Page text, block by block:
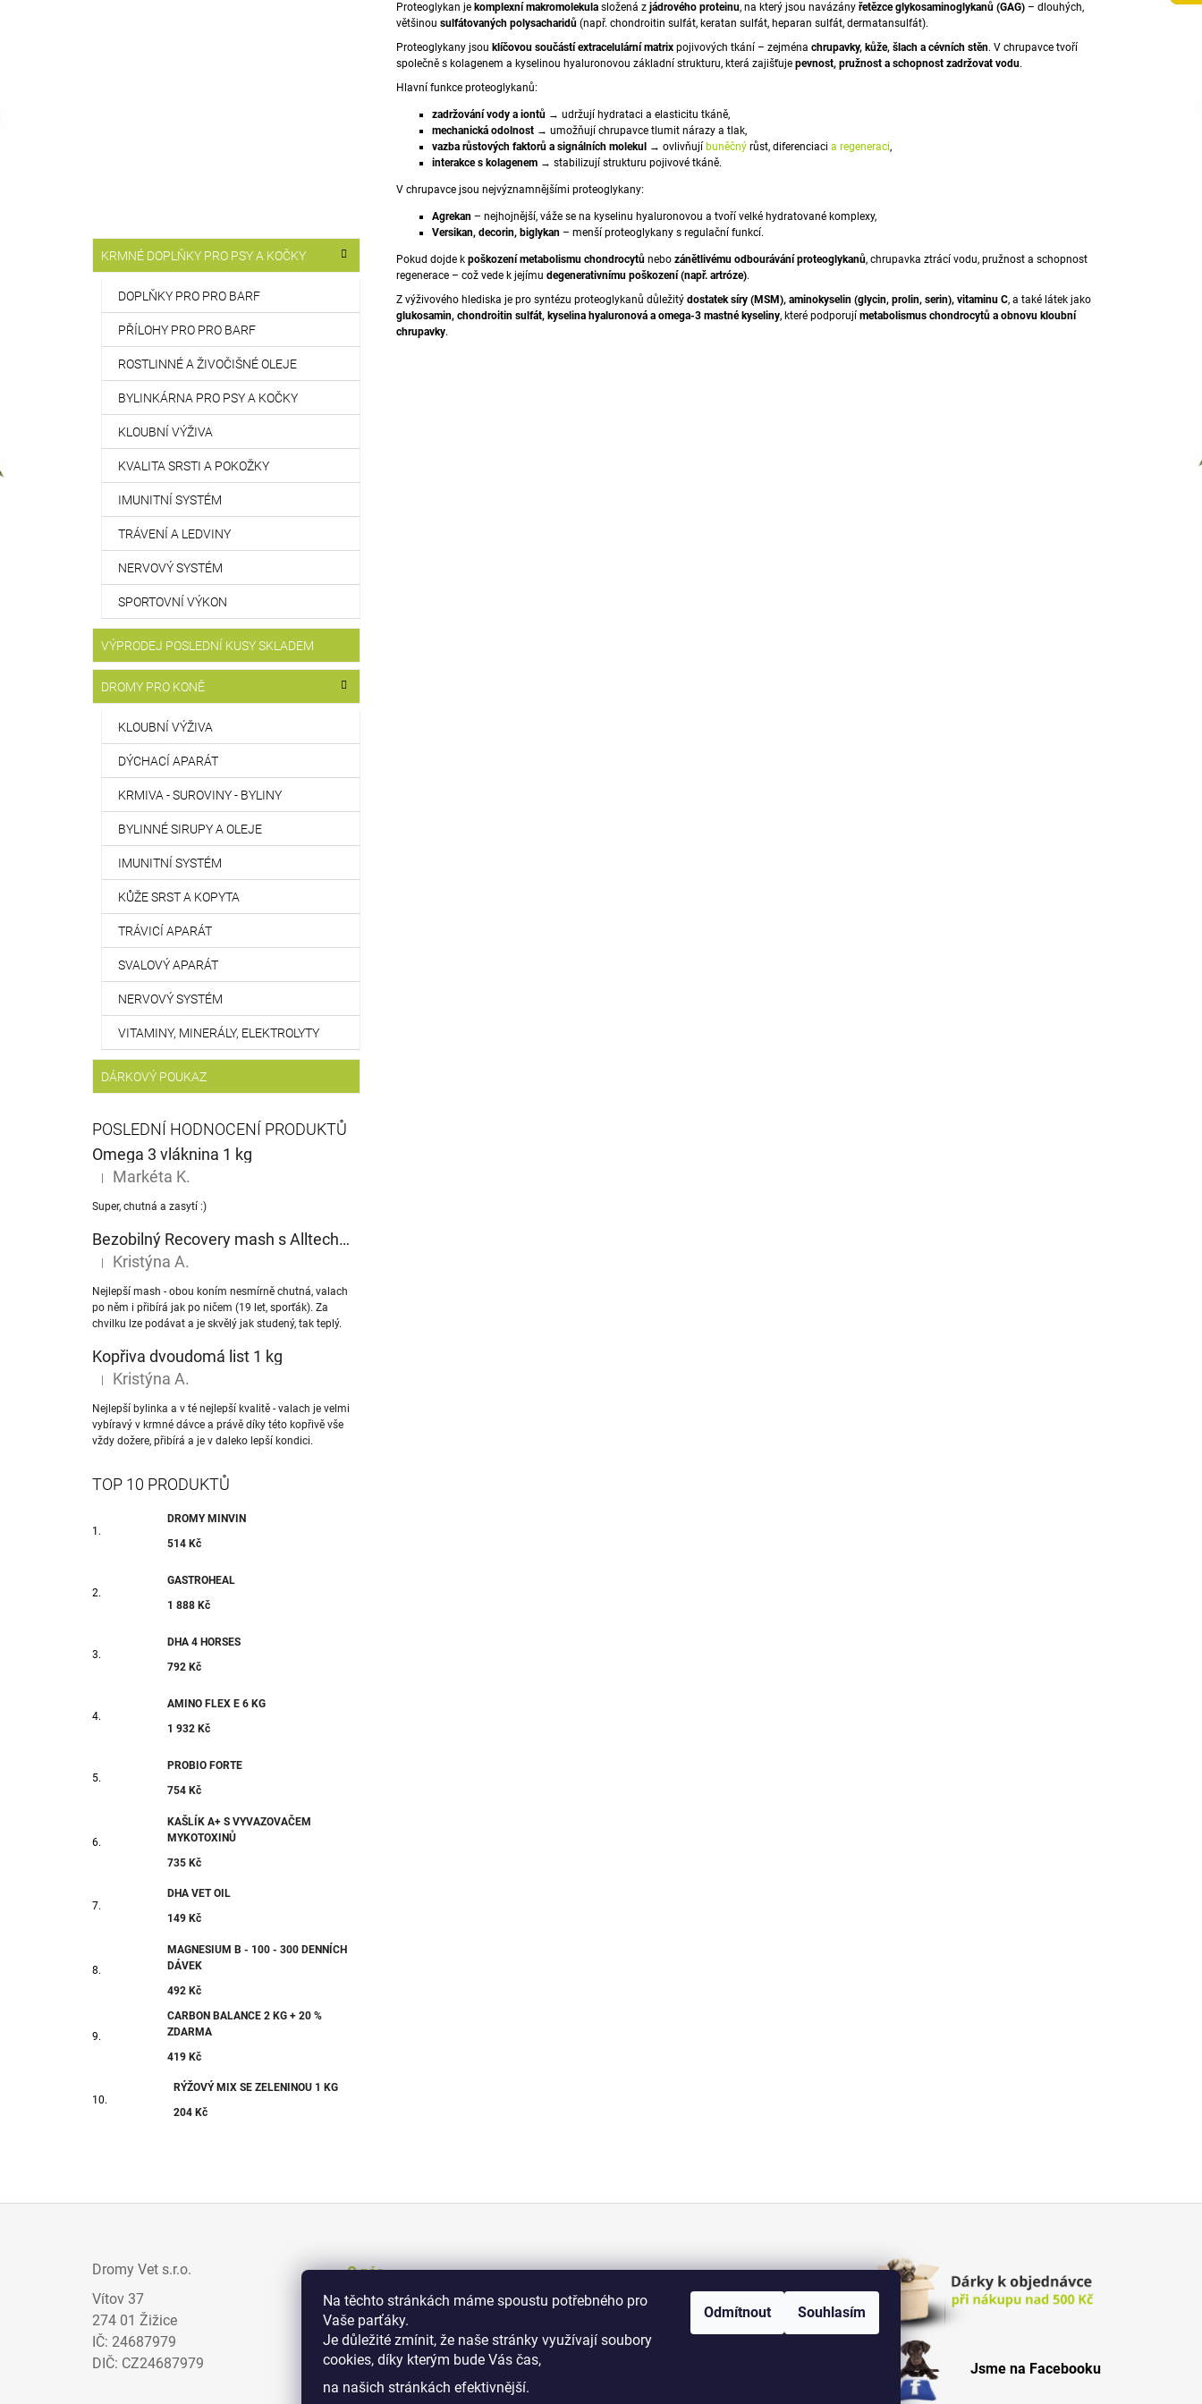
Na těchto stránkách máme spoustu potřebného pro
Vaše parťáky.
Je důležité zmínit, že naše stránky využívají soubory
cookies, díky kterým bude Vás čas,
na našich stránkách efektivnější.
Odmítnout Souhlasím
kategorie
KRMNÉ DOPLŇKY PRO PSY A KOČKY
DOPLŇKY PRO PRO BARF
PŘÍLOHY PRO PRO BARF
ROSTLINNÉ A ŽIVOČIŠNÉ OLEJE
BYLINKÁRNA PRO PSY A KOČKY
KLOUBNÍ VÝŽIVA
KVALITA SRSTI A POKOŽKY
IMUNITNÍ SYSTÉM
TRÁVENÍ A LEDVINY
NERVOVÝ SYSTÉM
SPORTOVNÍ VÝKON
VÝPRODEJ POSLEDNÍ KUSY SKLADEM
DROMY PRO KONĚ
KLOUBNÍ VÝŽIVA
DÝCHACÍ APARÁT
KRMIVA - SUROVINY - BYLINY
BYLINNÉ SIRUPY A OLEJE
IMUNITNÍ SYSTÉM
KŮŽE SRST A KOPYTA
TRÁVICÍ APARÁT
SVALOVÝ APARÁT
NERVOVÝ SYSTÉM
VITAMINY, MINERÁLY, ELEKTROLYTY
DÁRKOVÝ POUKAZ
POSLEDNÍ HODNOCENÍ PRODUKTŮ
Omega 3 vláknina 1 kg
Hodnocení produktu je 5 z 5 hvězdiček.
Markéta K.
Super, chutná a zasytí :)
Bezobilný Recovery mash s Alltech® NuPro nukleotidy
Hodnocení produktu je 5 z 5 hvězdiček.
Kristýna A.
Nejlepší mash - obou koním nesmírně chutná, valach
po něm i přibírá jak po ničem (19 let, sporťák). Za
chvilku lze podávat a je skvělý jak studený, tak teplý.
Kopřiva dvoudomá list 1 kg
Hodnocení produktu je 5 z 5 hvězdiček.
Kristýna A.
Nejlepší bylinka a v té nejlepší kvalitě - valach je velmi
vybíravý v krmné dávce a právě díky této kopřivě vše
vždy dožere, přibírá a je v daleko lepší kondici.
TOP 10 PRODUKTŮ
DROMY MINVIN
514 Kč
GASTROHEAL
1 888 Kč
DHA 4 HORSES
792 Kč
AMINO FLEX E 6 KG
1 932 Kč
PROBIO FORTE
754 Kč
KAŠLÍK A+ S VYVAZOVAČEM
MYKOTOXINŮ
735 Kč
DHA VET OIL
149 Kč
MAGNESIUM B - 100 - 300 DENNÍCH
DÁVEK
492 Kč
CARBON BALANCE 2 KG + 20 %
ZDARMA
419 Kč
RÝŽOVÝ MIX SE ZELENINOU 1 KG
204 Kč
Proteoglykan je komplexní makromolekula složená z jádrového proteinu, na který jsou navázány řetězceglykosaminoglykanů (GAG) – dlouhých,
většinou sulfátovaných polysacharidů (např. chondroitin sulfát, keratan sulfát, heparan sulfát, dermatansulfát).
Proteoglykany jsou klíčovou součástí extracelulární matrix pojivových tkání – zejména chrupavky, kůže, šlach a cévních stěn. V chrupavce tvoří
společně s kolagenem a kyselinou hyaluronovou základní strukturu, která zajišťuje pevnost, pružnost a schopnost zadržovat vodu.
Hlavní funkce proteoglykanů:
zadržování vody a iontů → udržují hydrataci a elasticitu tkáně,
mechanická odolnost → umožňují chrupavce tlumit nárazy a tlak,
vazba růstových faktorů a signálních molekul → ovlivňují buněčný růst, diferenciaci a regeneraci,
interakce s kolagenem → stabilizují strukturu pojivové tkáně.
V chrupavce jsou nejvýznamnějšími proteoglykany:
Agrekan – nejhojnější, váže se na kyselinu hyaluronovou a tvoří velké hydratované komplexy,
Versikan, decorin, biglykan – menší proteoglykany s regulační funkcí.
Pokud dojde k poškození metabolismu chondrocytů nebo zánětlivému odbourávání proteoglykanů, chrupavka ztrácí vodu, pružnost a schopnost
regenerace – což vede k jejímu degenerativnímu poškození (např. artróze).
Z výživového hlediska je pro syntézu proteoglykanů důležitý dostatek síry (MSM), aminokyselin (glycin, prolin, serin), vitaminu C, a také látek jako
glukosamin, chondroitin sulfát, kyselina hyaluronová a omega-3 mastné kyseliny, které podporují metabolismus chondrocytů a obnovu kloubní
chrupavky.
1 888 Kč
792 Kč
Dromy Vet s.r.o.
Vítov 37
274 01 Žižice
IČ: 24687979
DIČ: CZ24687979
O nás
Prodejci
Zajímavosti
Obchodni podmínky
+420 775 070 513
Jsme na Facebooku